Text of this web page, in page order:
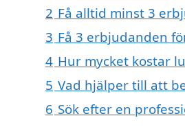
2 Få alltid minst 3
3 Få 3 erbjudanden
4 Hur mycket kostar
5 Vad hjälper till att
6 Sök efter en